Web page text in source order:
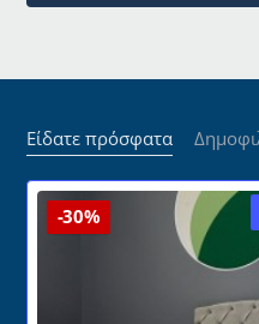
Είδατε πρόσφατα
-30%